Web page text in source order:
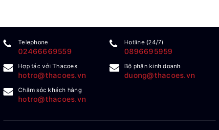
Telephone
02466669559
Hotline (24/7)
0896695959
Hợp tác với Thacoes
hotro@thacoes.vn
Bộ phận kinh doanh
duong@thacoes.vn
Chăm sóc khách hàng
hotro@thacoes.vn